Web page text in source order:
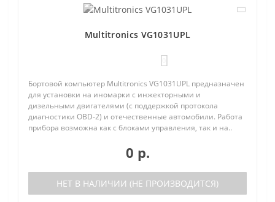
Multitronics VG1031UPL
Бортовой компьютер Multitronics VG1031UPL предназначен
для установки на иномарки с инжекторными и
дизельными двигателями (с поддержкой протокола
диагностики OBD-2) и отечественные автомобили. Работа
прибора возможна как с блоками управления, так и на..
0 р.
НЕТ В НАЛИЧИИ (НЕ ПРОИЗВОДИТСЯ)